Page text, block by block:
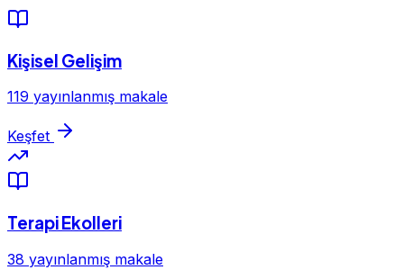
Kişisel Gelişim
119 yayınlanmış makale
Keşfet
Terapi Ekolleri
38 yayınlanmış makale